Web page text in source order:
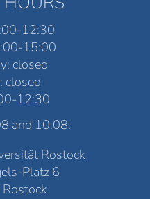
12:30
15:00
closed
closed
12:30
and 10.08.
Rostock
Platz 6